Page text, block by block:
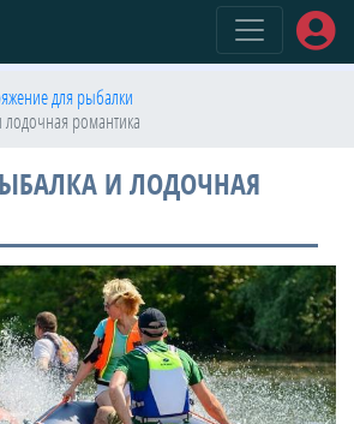
для рыбалки
лодочная романтика
И ЛОДОЧНАЯ